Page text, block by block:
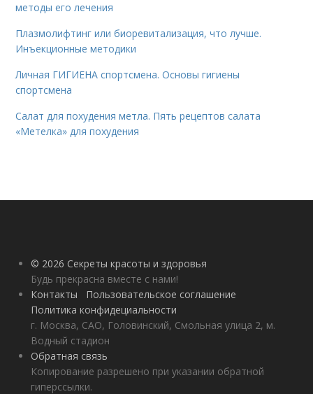
методы его лечения
Плазмолифтинг или биоревитализация, что лучше.
Инъекционные методики
Личная ГИГИЕНА спортсмена. Основы гигиены
спортсмена
Салат для похудения метла. Пять рецептов салата
«Метелка» для похудения
© 2026 Секреты красоты и здоровья
Будь прекрасна вместе с нами!
Контакты
Пользовательское соглашение
Политика конфидециальности
г. Москва, САО, Головинский, Смольная улица 2, м.
Водный стадион
Обратная связь
Копирование разрешено при указании обратной
гиперссылки.